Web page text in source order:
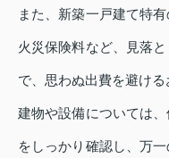
また、新築一戸建て特
火災保険料など、見落
で、思わぬ出費を避ける
建物や設備については
をしっかり確認し、万